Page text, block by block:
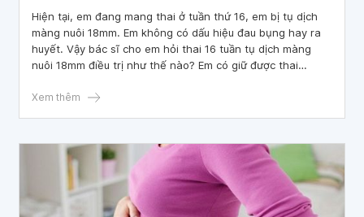
Hiện tại, em đang mang thai ở tuần thứ 16, em bị tụ dịch
màng nuôi 18mm. Em không có dấu hiệu đau bụng hay ra
huyết. Vậy bác sĩ cho em hỏi thai 16 tuần tụ dịch màng
nuôi 18mm điều trị như thế nào? Em có giữ được thai
Xem thêm